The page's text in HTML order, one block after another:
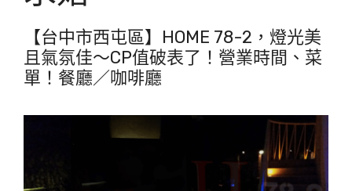
【台中市西屯區】HOME 78-2，燈光美
且氣氛佳～CP值破表了！營業時間、菜
單！餐廳／咖啡廳